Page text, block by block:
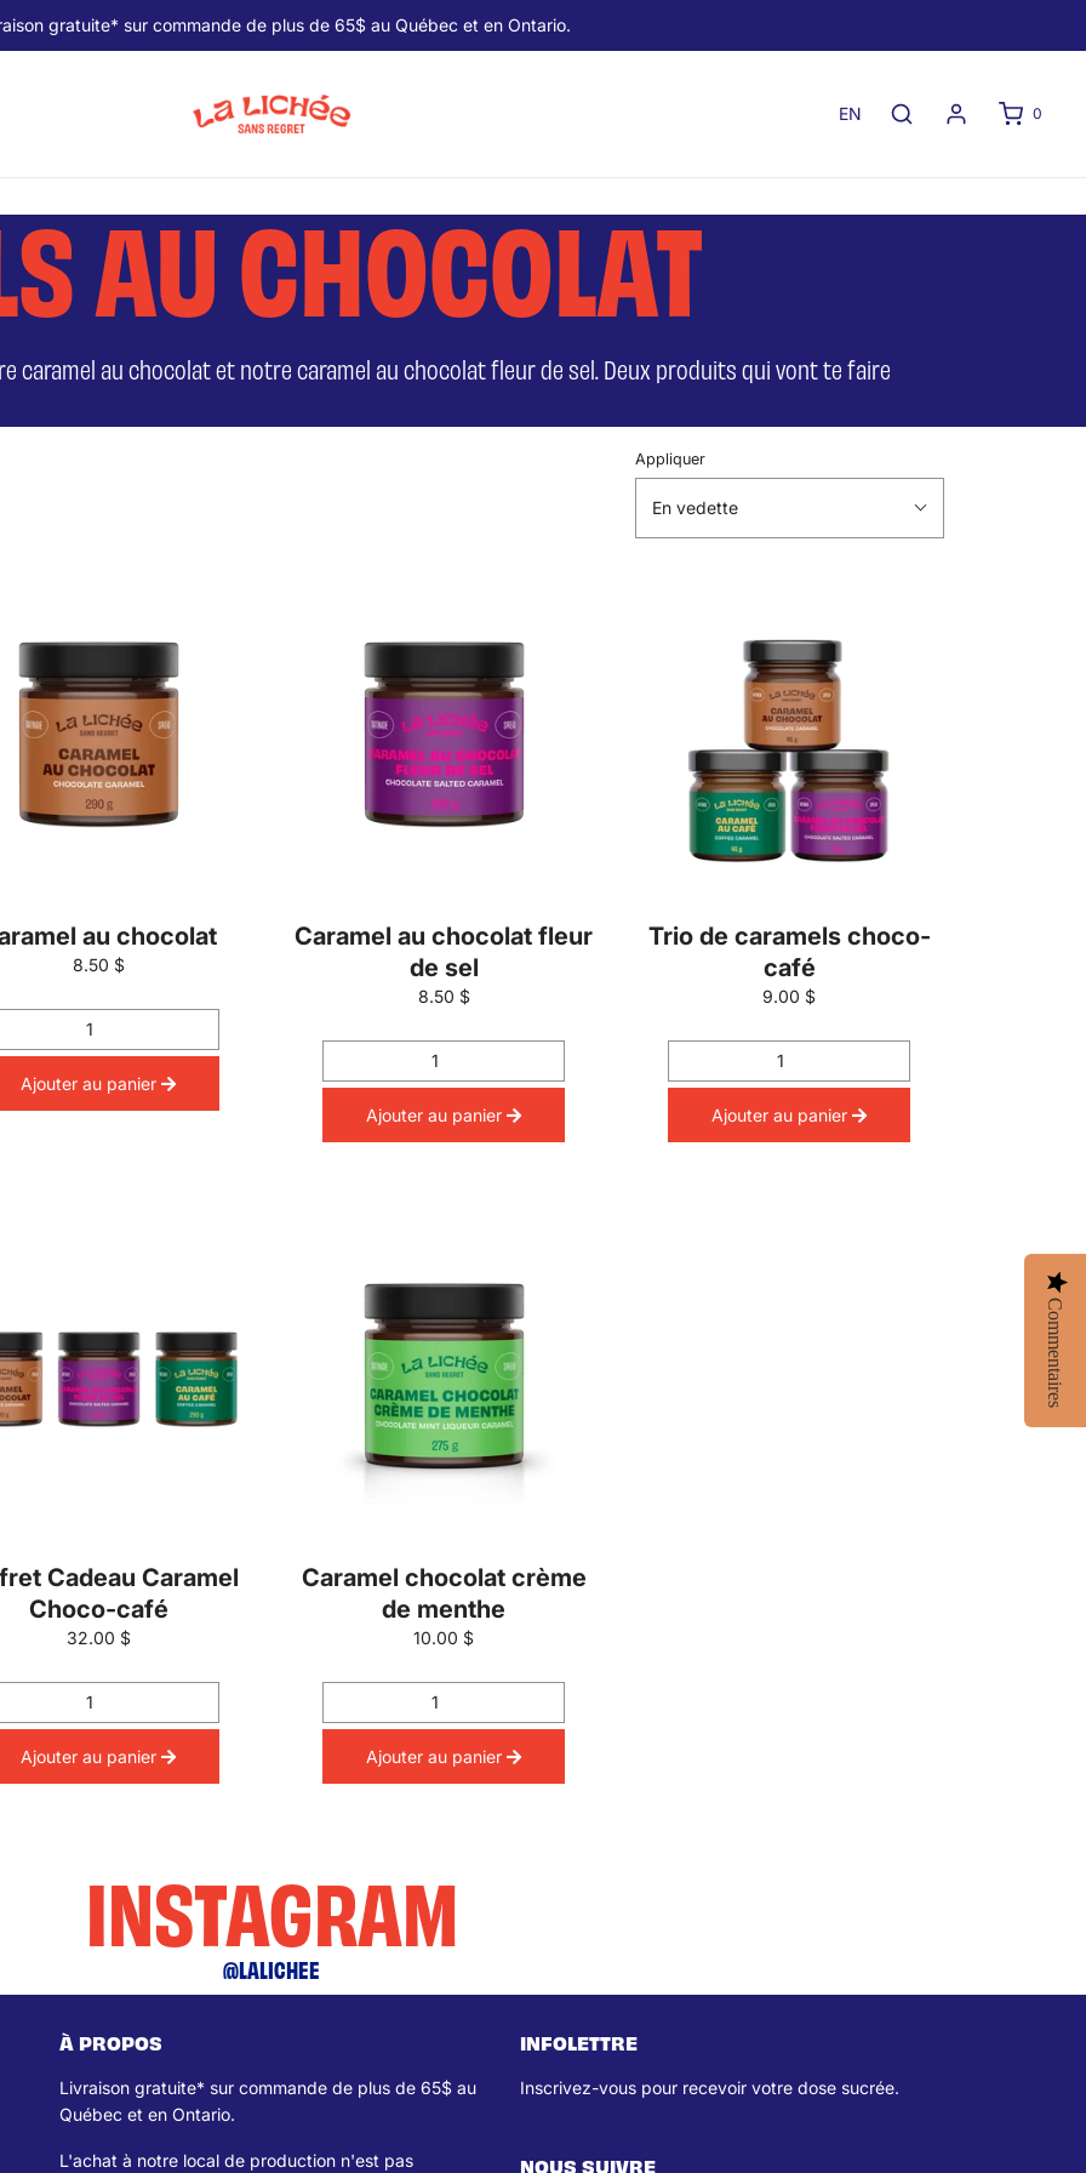
gratuite* sur commande de plus de 65$ au Québec et en Ontario.
0
EN
AU CHOCOLAT
caramel au chocolat et notre caramel au chocolat fleur de sel. Deux produits qui vont te faire
Appliquer
En vedette
au chocolat
8.50 $
Ajouter au panier
Caramel au chocolat fleur
de sel
8.50 $
Ajouter au panier
Trio de caramels choco-
café
9.00 $
Ajouter au panier
Cadeau Caramel
Choco-café
32.00 $
Ajouter au panier
Caramel chocolat crème
de menthe
10.00 $
Ajouter au panier
INSTAGRAM
@LALICHEE
À PROPOS
Livraison gratuite* sur commande de plus de 65$ au
Québec et en Ontario.
L'achat à notre local de production n'est pas
INFOLETTRE
Inscrivez-vous pour recevoir votre dose sucrée.
NOUS SUIVRE
Commentaires